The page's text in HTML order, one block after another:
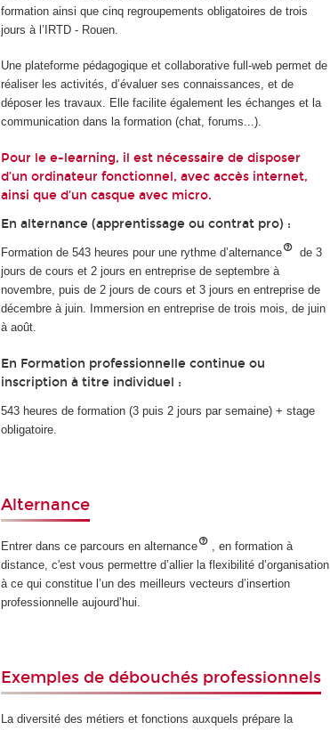
formation ainsi que cinq regroupements obligatoires de trois
jours à l’IRTD - Rouen.
Une plateforme pédagogique et collaborative full-web permet de
réaliser les activités, d’évaluer ses connaissances, et de
déposer les travaux. Elle facilite également les échanges et la
communication dans la formation (chat, forums...).
Pour le e-learning, il est nécessaire de disposer
d’un ordinateur fonctionnel, avec accès internet,
ainsi que d’un casque avec micro.
En alternance (apprentissage ou contrat pro) :
Formation de 543 heures pour une rythme d’alternance de3
jours de cours et 2 jours en entreprise de septembre à
novembre, puis de 2 jours de cours et 3 jours en entreprise de
décembre à juin. Immersion en entreprise de trois mois, de juin
à août.
En Formation professionnelle continue ou
inscription à titre individuel :
543 heures de formation (3 puis 2 jours par semaine) + stage
obligatoire.
Alternance
Entrer dans ce parcours en alternance
, en formation à
distance, c'est vous permettre d’allier la flexibilité d’organisation
à ce qui constitue l’un des meilleurs vecteurs d’insertion
professionnelle aujourd’hui.
Exemples de débouchés professionnels
La diversité des métiers et fonctions auxquels prépare la